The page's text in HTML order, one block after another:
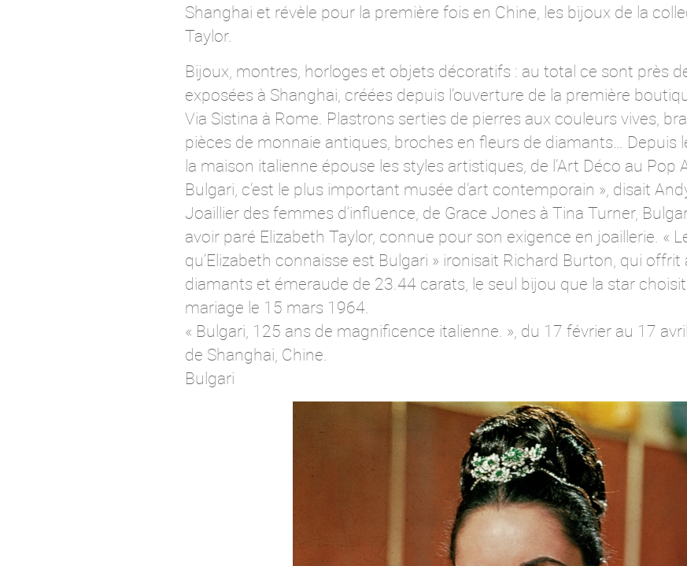
Shanghai et révèle pour la première fois en Chine, les bijoux de la
Taylor.
Bijoux, montres, horloges et objets décoratifs : au total ce sont près
exposées à Shanghai, créées depuis l’ouverture de la première
Via Sistina à Rome. Plastrons serties de pierres aux couleurs vives,
pièces de monnaie antiques, broches en fleurs de diamants… Depuis
la maison italienne épouse les styles artistiques, de l’Art Déco au
Bulgari, c’est le plus important musée d’art contemporain », disait
Joaillier des femmes d’influence, de Grace Jones à Tina Turner,
avoir paré Elizabeth Taylor, connue pour son exigence en joaillerie. «
qu’Elizabeth connaisse est Bulgari » ironisait Richard Burton, qui offrit
diamants et émeraude de 23.44 carats, le seul bijou que la star
mariage le 15 mars 1964.
« Bulgari, 125 ans de magnificence italienne. », du 17 février au 17
de Shanghai, Chine.
Bulgari